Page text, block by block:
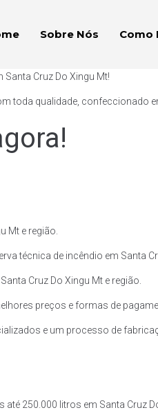
Sobre Nós Como
Cruz Do Xingu Mt!
toda qualidade, confeccionado
Mt e região.
técnica de incêndio em Santa
Cruz Do Xingu Mt e região.
preços e formas de
e um processo de
250.000 litros em Santa Cruz